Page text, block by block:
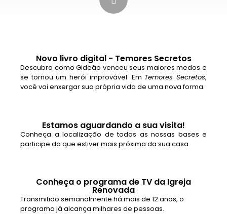
Novo livro digital - Temores Secretos
Descubra como Gideão venceu seus maiores medos e
se tornou um herói improvável. Em Temores Secretos,
você vai enxergar sua própria vida de uma nova forma.
Estamos aguardando a sua visita!
Conheça a localização de todas as nossas bases e
participe da que estiver mais próxima da sua casa.
Conheça o programa de TV da Igreja
Renovada
Transmitido semanalmente há mais de 12 anos, o
programa já alcança milhares de pessoas.